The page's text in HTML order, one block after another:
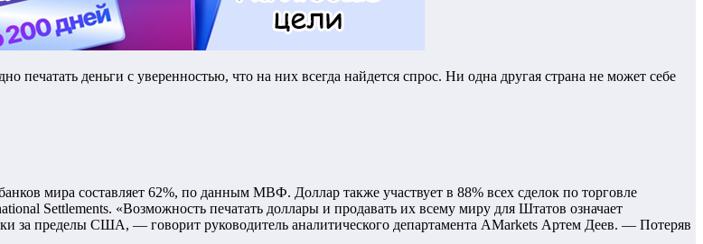
деньги c уверенностью, что на них всегда найдется спрос. Ни одна другая страна не может себе
мира составляет 62%, по данным МВФ. Доллар также участвует в 88% всех сделок по торговле
Settlements. «Возможность печатать доллары и продавать их всему миру для Штатов означает
за пределы США, — говорит руководитель аналитического департамента AMarkets Артем Деев. — Потеряв